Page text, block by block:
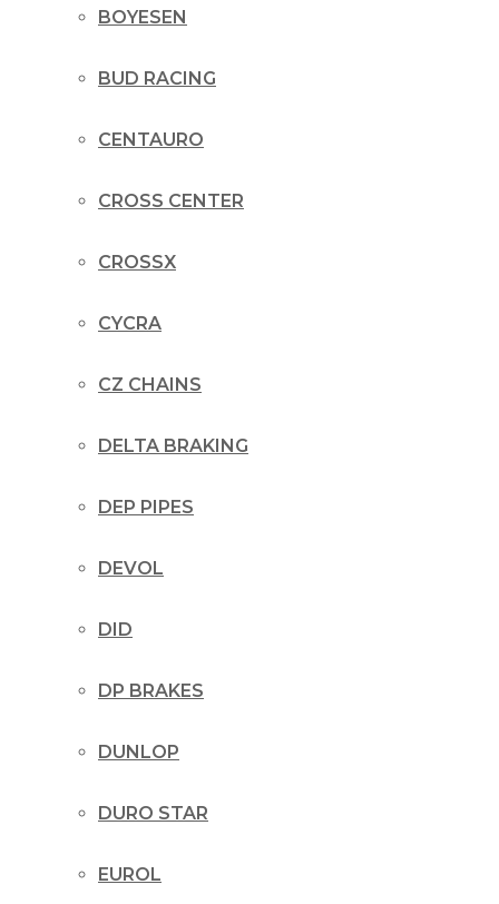
BOYESEN
BUD RACING
CENTAURO
CROSS CENTER
CROSSX
CYCRA
CZ CHAINS
DELTA BRAKING
DEP PIPES
DEVOL
DID
DP BRAKES
DUNLOP
DURO STAR
EUROL